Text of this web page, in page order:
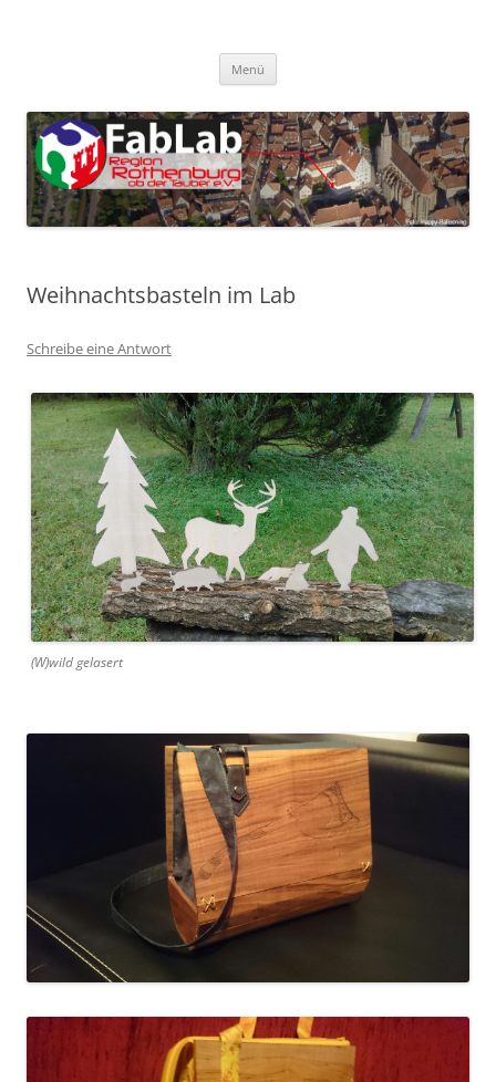
Menü
Weihnachtsbasteln im Lab
Schreibe eine Antwort
(W)wild gelasert